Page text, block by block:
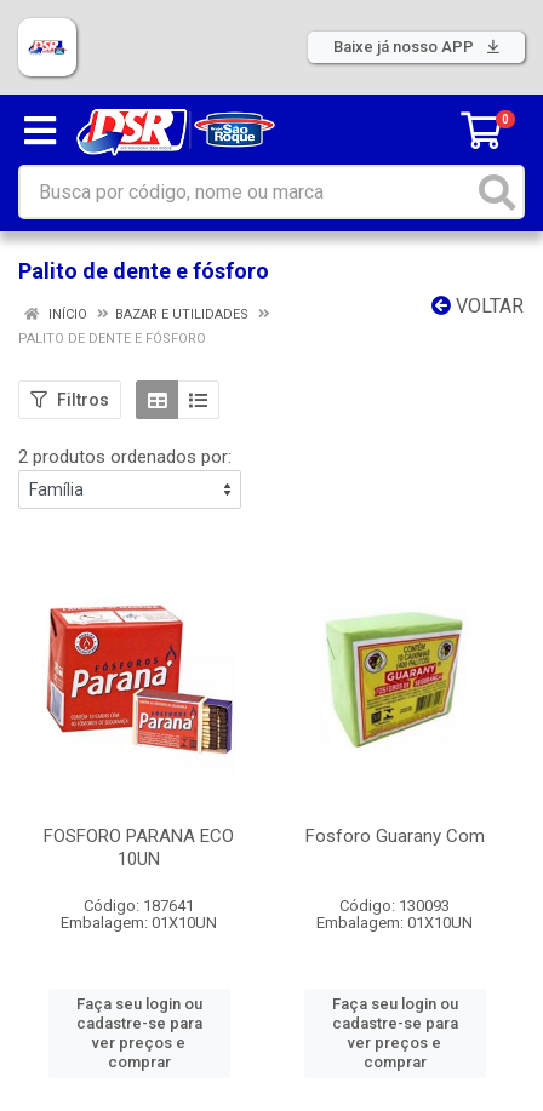
Baixe já nosso APP
0
Palito de dente e fósforo
VOLTAR
INÍCIO
BAZAR E UTILIDADES
PALITO DE DENTE E FÓSFORO
Filtros
2 produtos ordenados por:
FOSFORO PARANA ECO
10UN
Código: 187641
Embalagem: 01X10UN
Faça seu login ou
cadastre-se para
ver preços e
comprar
Fosforo Guarany Com
Código: 130093
Embalagem: 01X10UN
Faça seu login ou
cadastre-se para
ver preços e
comprar